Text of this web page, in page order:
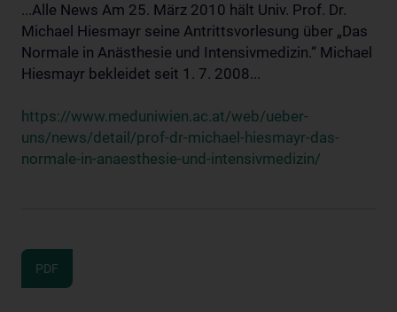
...Alle News Am 25. März 2010 hält Univ. Prof. Dr.
Michael Hiesmayr seine Antrittsvorlesung über „Das
Normale in Anästhesie und Intensivmedizin.“ Michael
Hiesmayr bekleidet seit 1. 7. 2008...
https://www.meduniwien.ac.at/web/ueber-
uns/news/detail/prof-dr-michael-hiesmayr-das-
normale-in-anaesthesie-und-intensivmedizin/
PDF